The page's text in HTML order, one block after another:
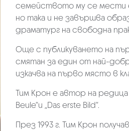
семейството му се мести
но така и не завършва
драматург на свободна
Още с публикуването на
смятан за един от най-
изкачва на първо място в
Тим Крон е автор на
Beule“и „Das еrste Bild“.
През 1993 г. Тим Крон